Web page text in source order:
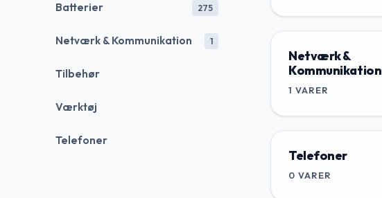
Batterier 275
Netværk & Kommunikation 1
Tilbehør
Værktøj
Telefoner
Netværk &
Kommunikation
1 VARER
Telefoner
0 VARER